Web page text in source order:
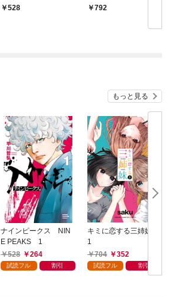
528
792
もっと見る
ナインピークス NIN
E PEAKS 1
528
264
試読フル 割引
キミに恋する三姉妹
1
704
352
試読フル 割引